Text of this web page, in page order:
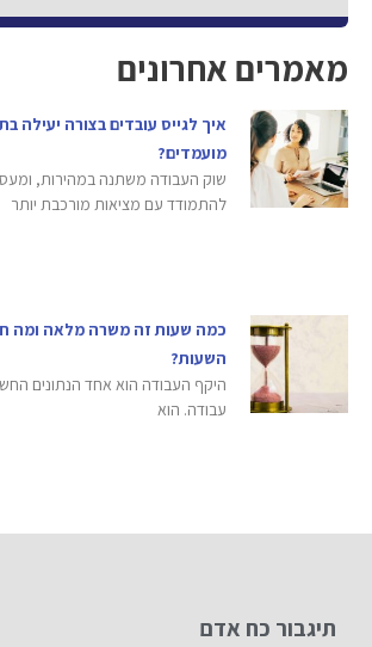
מאמרים אחרונים
איך לגייס עובדים בצורה יעילה
מועמדים?
שוק העבודה משתנה במהירות,
להתמודד עם מציאות מורכבת יותר
כמה שעות זה משרה מלאה ומה
השעות?
היקף העבודה הוא אחד הנתונים
עבודה. הוא
תיגבור כח אדם